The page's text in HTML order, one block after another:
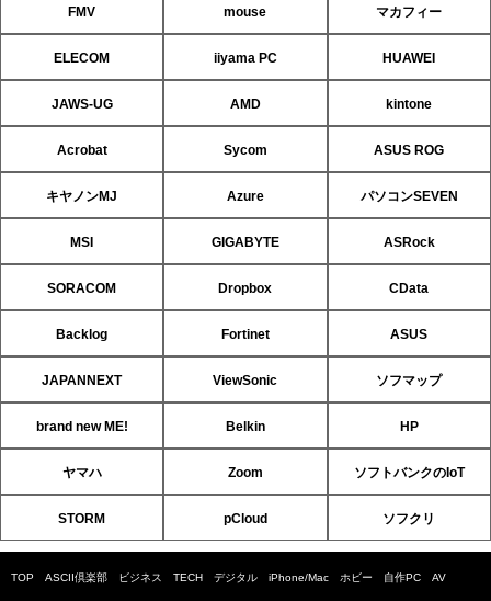
FMV mouse マカフィー
ELECOM iiyama PC HUAWEI
JAWS-UG AMD kintone
Acrobat Sycom ASUS ROG
キヤノンMJ Azure パソコンSEVEN
MSI GIGABYTE ASRock
SORACOM Dropbox CData
Backlog Fortinet ASUS
JAPANNEXT ViewSonic ソフマップ
brand new ME! Belkin HP
ヤマハ Zoom ソフトバンクのIoT
STORM pCloud ソフクリ
TOP ASCII倶楽部 ビジネス TECH デジタル iPhone/Mac ホビー 自作PC AV